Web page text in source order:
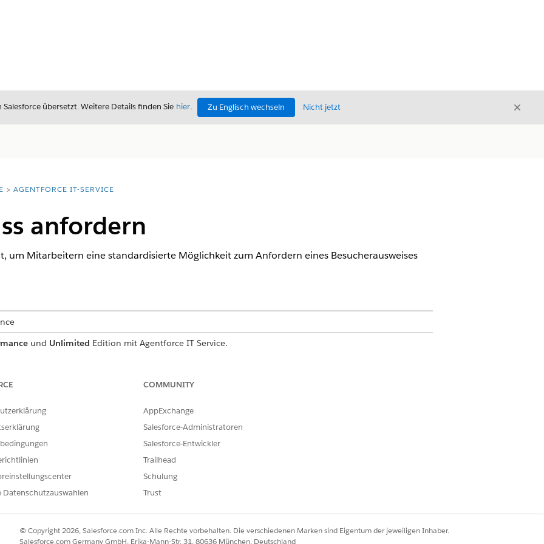
übersetzt. Weitere Details finden Sie hier. Zu Englisch wechseln Nicht jetzt
AGENTFORCE IT-SERVICE
anfordern
um Mitarbeitern eine standardisierte Möglichkeit zum Anfordern eines Besucherausweises
und Unlimited Edition mit Agentforce IT Service.
Sie, was in der Vorlage enthalten ist.
Vorlage erfasst die folgenden Details des Mitarbeiters:
Name des Besuchers.
Mail-Adresse des Besuchers.
und Uhrzeit der geplanten Ankunft.
für die Besucherpassanforderung.
Datenschutzauswahlen
COMMUNITY
AppExchange
Salesforce-Administratoren
Salesforce-Entwickler
Trailhead
Schulung
Trust
© Copyright 2026, Salesforce.com Inc. Alle Rechte vorbehalten. Die verschiedenen Marken sind Eigentum der jeweiligen Inhaber.
Salesforce.com Germany GmbH, Erika-Mann-Str. 31, 80636 München, Deutschland